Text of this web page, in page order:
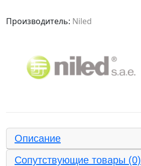
Производитель: Niled
Описание
Сопутствующие товары (0)